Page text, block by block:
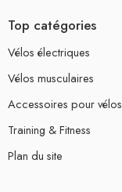
Top catégories
Vélos électriques
Vélos musculaires
Accessoires pour vélos
Training & Fitness
Plan du site